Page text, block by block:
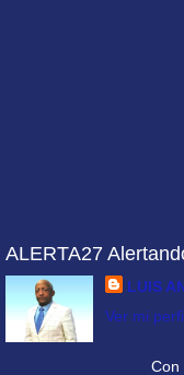
ALERTA27
LUIS
Ver mi
Con